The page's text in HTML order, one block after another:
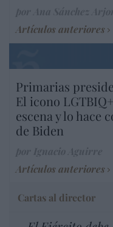
Artículos anteriores
Primarias
El icono
escena y lo hace
de Biden
Artículos anteriores
Cartas al director